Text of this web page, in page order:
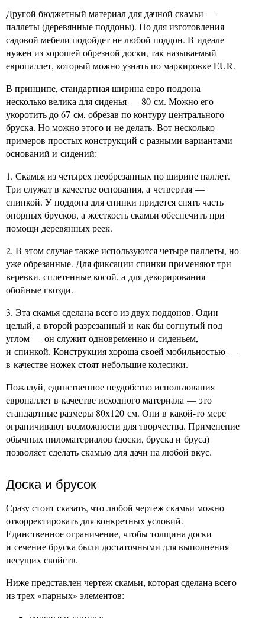
Другой бюджетный материал для дачной скамьи —
паллеты (деревянные поддоны). Но для изготовления
садовой мебели подойдет не любой поддон. В идеале
нужен из хорошей обрезной доски, так называемый
европаллет, который можно узнать по маркировке EUR.
В принципе, стандартная ширина евро поддона
несколько велика для сиденья — 80 см. Можно его
укоротить до 67 см, обрезав по контуру центрального
бруска. Но можно этого и не делать. Вот несколько
примеров простых конструкций с разными вариантами
оснований и сидений:
1. Скамья из четырех необрезанных по ширине паллет.
Три служат в качестве основания, а четвертая —
спинкой. У поддона для спинки придется снять часть
опорных брусков, а жесткость скамьи обеспечить при
помощи деревянных реек.
2. В этом случае также используются четыре паллеты, но
уже обрезанные. Для фиксации спинки применяют три
веревки, сплетенные косой, а для декорирования —
обойные гвозди.
3. Эта скамья сделана всего из двух поддонов. Один
целый, а второй разрезанный и как бы согнутый под
углом — он служит одновременно и сиденьем,
и спинкой. Конструкция хороша своей мобильностью —
в качестве ножек стоят небольшие колесики.
Пожалуй, единственное неудобство использования
европаллет в качестве исходного материала — это
стандартные размеры 80х120 см. Они в какой-то мере
ограничивают возможности для творчества. Применение
обычных пиломатериалов (доски, бруска и бруса)
позволяет сделать скамью для дачи на любой вкус.
Доска и брусок
Сразу стоит сказать, что любой чертеж скамьи можно
откорректировать для конкретных условий.
Единственное ограничение, чтобы толщина доски
и сечение бруска были достаточными для выполнения
несущих свойств.
Ниже представлен чертеж скамьи, которая сделана всего
из трех «парных» элементов: